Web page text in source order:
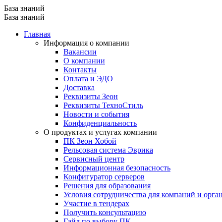
База знаний
База знаний
Главная
Информация о компании
Вакансии
О компании
Контакты
Оплата и ЭДО
Доставка
Реквизиты Зеон
Реквизиты ТехноСтиль
Новости и события
Конфиденциальность
О продуктах и услугах компании
ПК Зеон Хобой
Рельсовая система Эврика
Сервисный центр
Информационная безопасность
Конфигуратор серверов
Решения для образования
Условия сотрудничества для компаний и
Участие в тендерах
Получить консультацию